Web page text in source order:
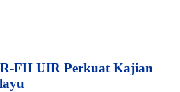
FH UIR Perkuat Kajian